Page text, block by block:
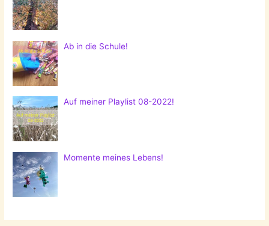
Ab in die Schule!
Auf meiner Playlist 08-2022!
Momente meines Lebens!